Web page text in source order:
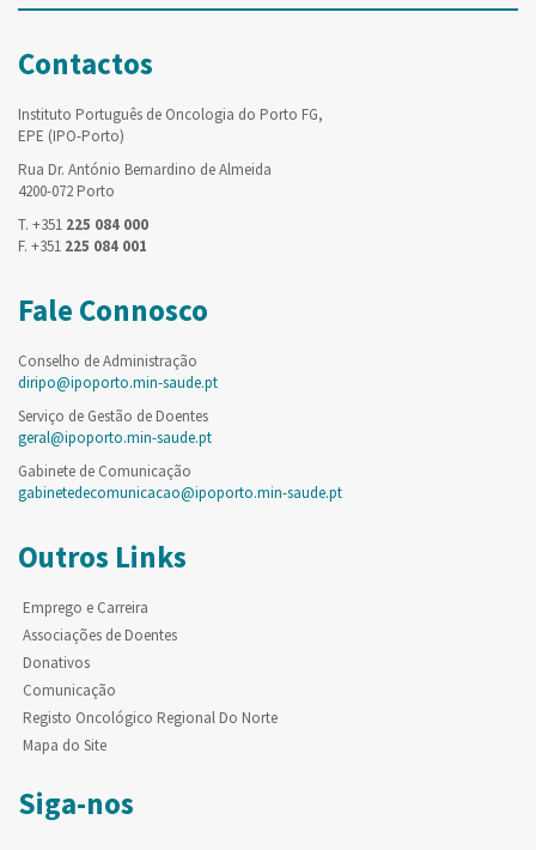
Contactos
Instituto Português de Oncologia do Porto FG,
EPE (IPO-Porto)
Rua Dr. António Bernardino de Almeida
4200-072 Porto
T. +351 225 084 000
F. +351 225 084 001
Fale Connosco
Conselho de Administração
diripo@ipoporto.min-saude.pt
Serviço de Gestão de Doentes
geral@ipoporto.min-saude.pt
Gabinete de Comunicação
gabinetedecomunicacao@ipoporto.min-saude.pt
Outros Links
Emprego e Carreira
Associações de Doentes
Donativos
Comunicação
Registo Oncológico Regional Do Norte
Mapa do Site
Siga-nos